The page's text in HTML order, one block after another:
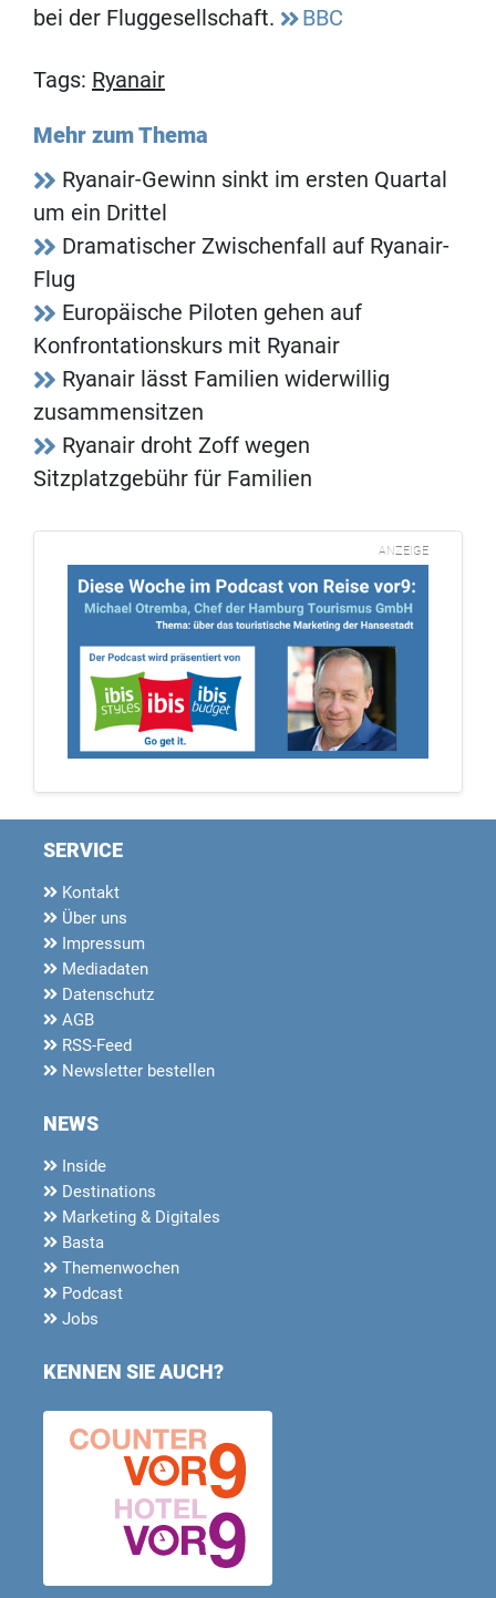
bei der Fluggesellschaft.
BBC
Tags: Ryanair
Mehr zum Thema
Ryanair-Gewinn sinkt im ersten Quartal
um ein Drittel
Dramatischer Zwischenfall auf Ryanair-
Flug
Europäische Piloten gehen auf
Konfrontationskurs mit Ryanair
Ryanair lässt Familien widerwillig
zusammensitzen
Ryanair droht Zoff wegen
Sitzplatzgebühr für Familien
ANZEIGE
SERVICE
Kontakt
Über uns
Impressum
Mediadaten
Datenschutz
AGB
RSS-Feed
Newsletter bestellen
NEWS
Inside
Destinations
Marketing & Digitales
Basta
Themenwochen
Podcast
Jobs
KENNEN SIE AUCH?